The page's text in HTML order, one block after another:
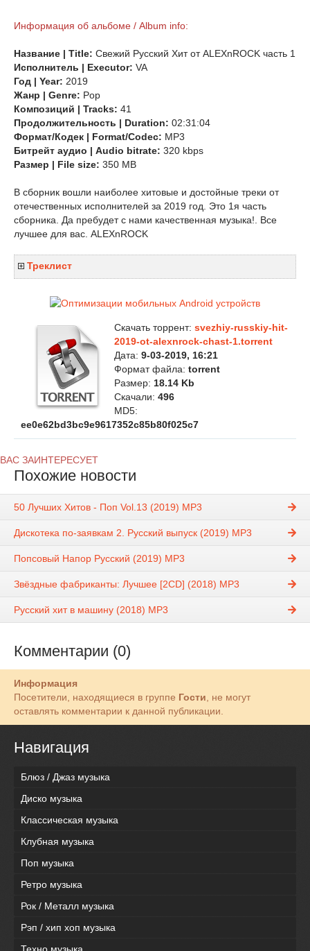
Информация об альбоме / Album info:
Название | Title: Свежий Русский Хит от ALEXnROCK часть 1
Исполнитель | Executor: VA
Год | Year: 2019
Жанр | Genre: Pop
Композиций | Tracks: 41
Продолжительность | Duration: 02:31:04
Формат/Кодек | Format/Codec: MP3
Битрейт аудио | Audio bitrate: 320 kbps
Размер | File size: 350 MB
В сборник вошли наиболее хитовые и достойные треки от
отечественных исполнителей за 2019 год. Это 1я часть
сборника. Да пребудет с нами качественная музыка!. Все
лучшее для вас. ALEXnROCK
Треклист
Скачать торрент: svezhiy-russkiy-hit-
2019-ot-alexnrock-chast-1.torrent
Дата: 9-03-2019, 16:21
Формат файла: torrent
Размер: 18.14 Kb
Скачали: 496
MD5:
ee0e62bd3bc9e9617352c85b80f025c7
ВАС ЗАИНТЕРЕСУЕТ
Похожие новости
50 Лучших Хитов - Поп Vol.13 (2019) MP3
Дискотека по-заявкам 2. Русский выпуск (2019) MP3
Попсовый Напор Русский (2019) MP3
Звёздные фабриканты: Лучшее [2CD] (2018) MP3
Русский хит в машину (2018) MP3
Комментарии (0)
Информация
Посетители, находящиеся в группе Гости, не могут
оставлять комментарии к данной публикации.
Навигация
Блюз / Джаз музыка
Диско музыка
Классическая музыка
Клубная музыка
Поп музыка
Ретро музыка
Рок / Металл музыка
Рэп / хип хоп музыка
Техно музыка